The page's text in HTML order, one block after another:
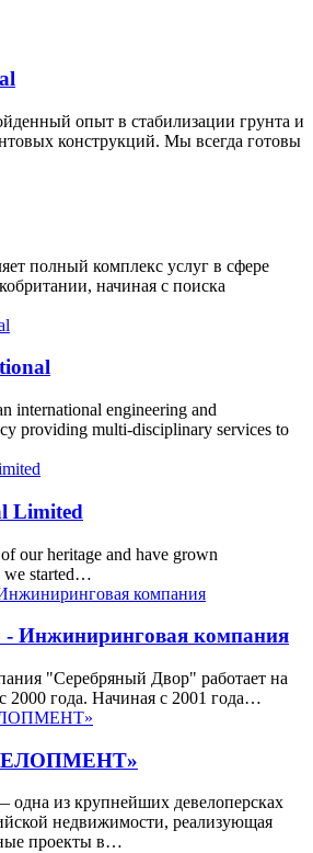
опыт в стабилизации грунта и
конструкций. Мы всегда готовы
полный комплекс услуг в сфере
начиная с поиска
international engineering and
providing multi-disciplinary services to
Limited
our heritage and have grown
we started…
- Инжиниринговая компания
"Серебряный Двор" работает на
2000 года. Начиная с 2001 года…
одна из крупнейших девелоперсках
недвижимости, реализующая
проекты в…